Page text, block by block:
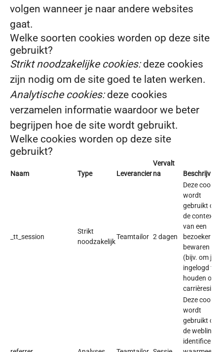
volgen wanneer je naar andere websites
gaat.
Welke soorten cookies worden op deze site
gebruikt?
Strikt noodzakelijke cookies:deze cookies
zijn nodig om de site goed te laten werken.
Analytische cookies:deze cookies
verzamelen informatie waardoor we beter
begrijpen hoe de site wordt gebruikt.
Welke cookies worden op deze site
gebruikt?
Naam Type Leverancier
Vervalt
na
Beschrijving
_tt_session
Strikt
noodzakelijk
Teamtailor 2 dagen
Deze cookie
wordt
gebruikt om
de context
van een
bezoeker te
bewaren
(bijv. om je
ingelogd te
houden op
carrièresite).
Deze cookie
wordt
gebruikt om
de weblink
identificeren